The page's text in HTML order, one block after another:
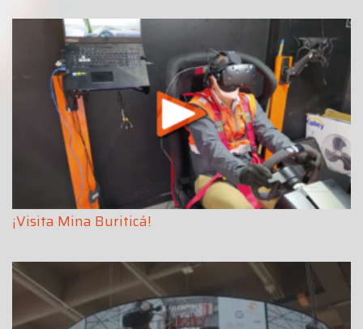
¡Visita Mina Buriticá!